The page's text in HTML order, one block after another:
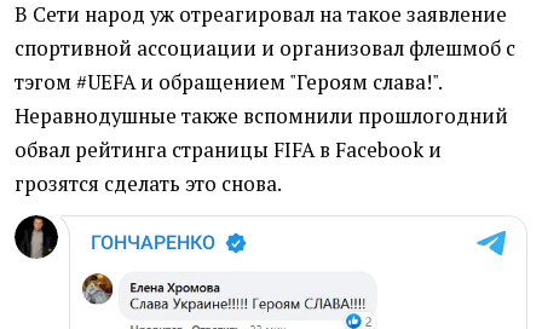
В Сети народ уж отреагировал на такое заявление
спортивной ассоциации и организовал флешмоб с
тэгом #UEFA и обращением "Героям слава!".
Неравнодушные также вспомнили прошлогодний
обвал рейтинга страницы FIFA в Facebook и
грозятся сделать это снова.